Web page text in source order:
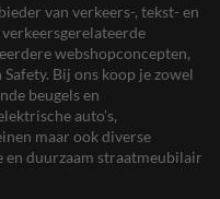
van verkeers-, tekst- en
webshopconcepten,
Bij ons koop je zowel
beugels en
auto’s,
maar ook diverse
duurzaam straatmeubilair